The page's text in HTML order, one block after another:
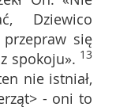
Dziewico
się
spokoju». 13
nie istniał,
- oni to